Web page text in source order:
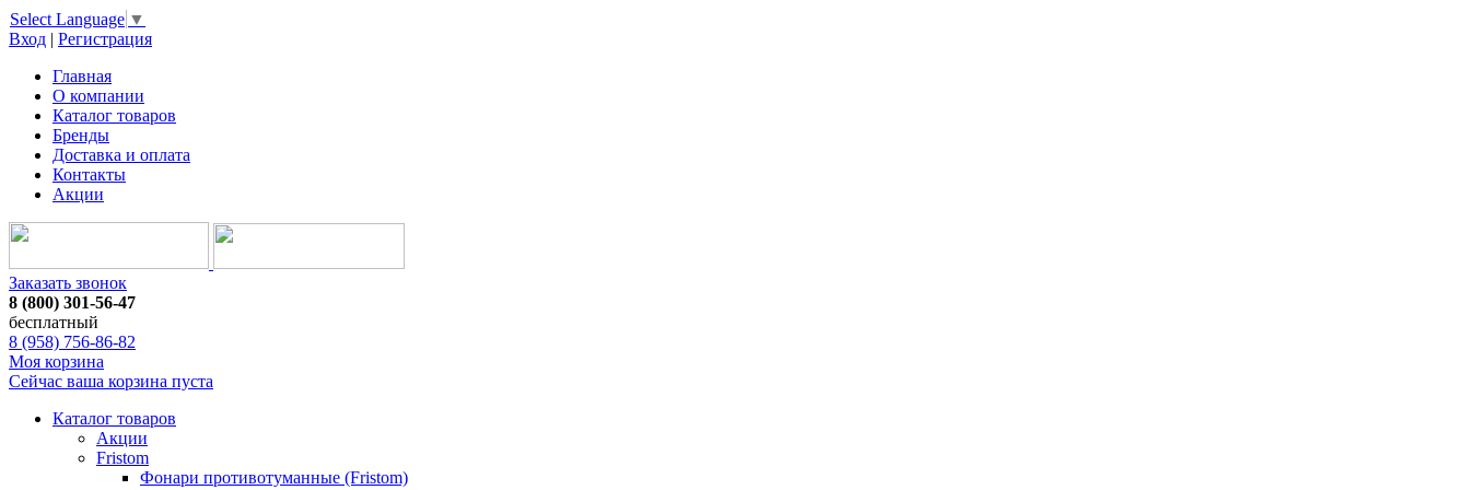
Select Language ▼
Вход | Регистрация
Главная
О компании
Каталог товаров
Бренды
Доставка и оплата
Контакты
Акции
Заказать звонок
8 (800) 301-56-47
бесплатный
8 (958) 756-86-82
Моя корзина
Сейчас ваша корзина пуста
Каталог товаров
Акции
Fristom
Фонари противотуманные (Fristom)